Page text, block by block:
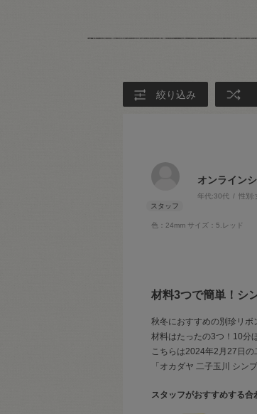
絞り込み
オンライン
年代:30代 性別:
色：24mm サイズ：5.レッド
材料3つで簡単！シ
秋冬におすすめの別珍リボ
材料はたったの3つ！10分
こちらは2024年2月27日の
「オカダヤ 二子玉川 シン
スタッフがおすすめする合